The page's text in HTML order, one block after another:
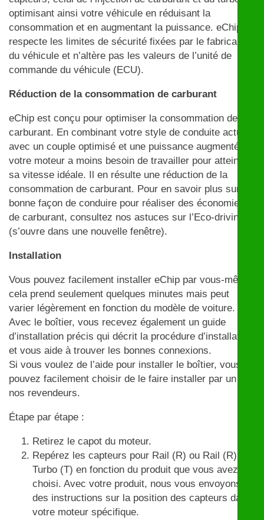
optimisant ainsi votre véhicule en réduisant la
consommation et en augmentant la puissance. eChip
respecte les limites de sécurité fixées par le fabricant
du véhicule et n’altère pas les valeurs de l’unité de
commande du véhicule (ECU).
Réduction de la consommation de carburant
eChip est conçu pour optimiser la consommation de
carburant. En combinant votre style de conduite actuel
avec un couple optimisé et une puissance augmentée,
votre moteur a moins besoin de travailler pour atteindre
sa vitesse idéale. Il en résulte une réduction de la
consommation de carburant. Pour en savoir plus sur la
bonne façon de conduire pour réaliser des économies
de carburant, consultez nos astuces sur l’Eco-driving
(s’ouvre dans une nouvelle fenêtre).
Installation
Vous pouvez facilement installer eChip par vous-même,
cela prend seulement quelques minutes mais peut
varier légèrement en fonction du modèle de voiture.
Avec le boîtier, vous recevez également un guide
d’installation précis qui décrit la procédure d’installation
et vous aide à trouver les bonnes connexions.
Si vous voulez de l’aide pour installer le boîtier, vous
pouvez facilement choisir de le faire installer par un de
nos revendeurs.
Étape par étape :
Retirez le capot du moteur.
Repérez les capteurs pour Rail (R) ou Rail (R) et
Turbo (T) en fonction du produit que vous avez
choisi. Avec votre produit, nous vous envoyons
des instructions sur la position des capteurs dans
votre moteur spécifique.